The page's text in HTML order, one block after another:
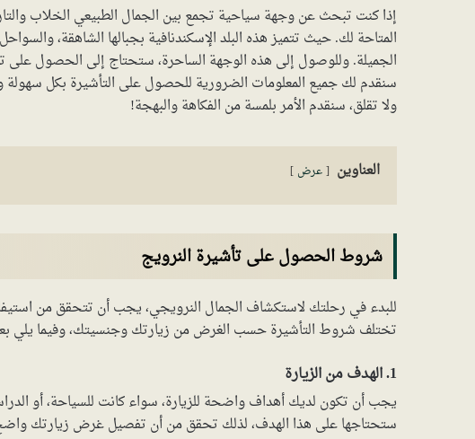
إذا كنت تبحث عن وجهة سياحية تجمع بين الجمال الطبيعي الخلاب
المتاحة لك. حيث تتميز هذه البلد الإسكندنافية بجبالها الشاهقة،
الجميلة. وللوصول إلى هذه الوجهة الساحرة، ستحتاج إلى الحصول على
سنقدم لك جميع المعلومات الضرورية للحصول على التأشيرة بكل سهولة
ولا تقلق، سنقدم الأمر بلمسة من الفكاهة والبهجة!
العناوين عرض
شروط الحصول على تأشيرة النرويج
للبدء في رحلتك لاستكشاف الجمال النرويجي، يجب أن تتحقق من
تختلف شروط التأشيرة حسب الغرض من زيارتك وجنسيتك، وفيما يلي
1. الهدف من الزيارة
يجب أن تكون لديك أهداف واضحة للزيارة، سواء كانت للسياحة، أو
ستحتاجها على هذا الهدف، لذلك تحقق من أن تفصيل غرض زيارتك